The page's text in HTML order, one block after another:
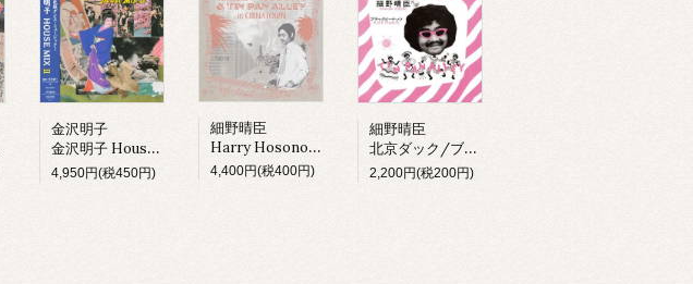
金沢明子
金沢明子 House Mix II (LP)
4,950円(税450円)
細野晴臣
Harry Hosono & Tin Pan Alley In China Town (LP)
4,400円(税400円)
細野晴臣
北京ダック/ブラックピーナッツ
2,200円(税200円)